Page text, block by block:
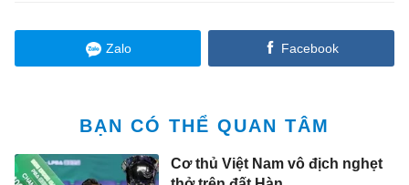
Zalo Facebook
BẠN CÓ THỂ QUAN TÂM
Cơ thủ Việt Nam vô địch nghẹt